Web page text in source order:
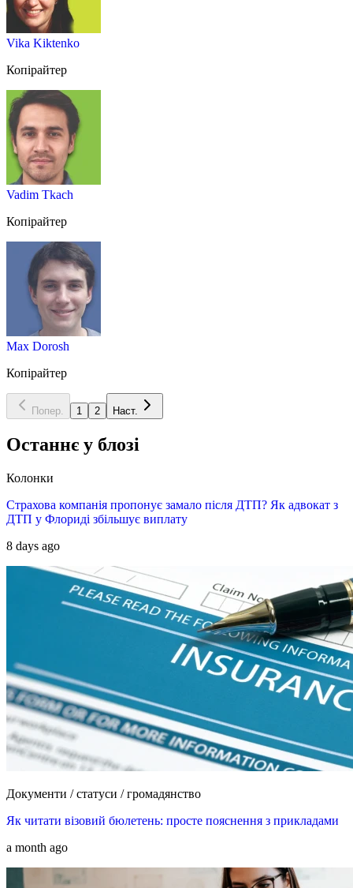
Vika Kiktenko
Копірайтер
Vadim Tkach
Копірайтер
Max Dorosh
Копірайтер
Попер. 1 2 Наст.
Останнє у блозі
Колонки
Страхова компанія пропонує замало після ДТП? Як адвокат з
ДТП у Флориді збільшує виплату
8 days ago
Документи / статуси / громадянство
Як читати візовий бюлетень: просте пояснення з прикладами
a month ago